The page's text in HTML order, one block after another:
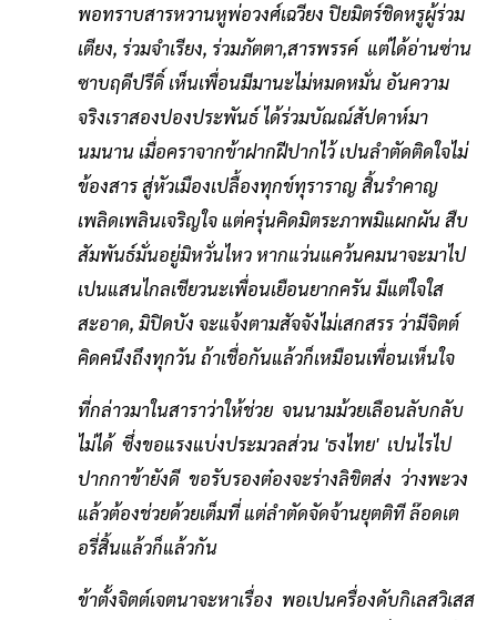
พอทราบสารหวานหูพ่อวงศ์เฉวียง ปิยมิตร์ชิดหรูผู้ร่วม
เตียง, ร่วมจำเรียง, ร่วมภัตตา,สารพรรค์ แต่ได้อ่านซ่าน
ซาบฤดีปรีดิ์ เห็นเพื่อนมีมานะไม่หมดหมั่น อันความ
จริงเราสองปองประพันธ์ ได้ร่วมบัณณ์สัปดาห์มา
นมนาน เมื่อคราจากข้าฝากฝีปากไว้ เปนลำตัดติดใจไม่
ข้องสาร สู่หัวเมืองเปลื้องทุกข์ทุราราญ สิ้นรำคาญ
เพลิดเพลินเจริญใจ แต่ครุ่นคิดมิตระภาพมิแผกผัน สืบ
สัมพันธ์มั่นอยู่มิหวั่นไหว หากแว่นแคว้นคมนาจะมาไป
เปนแสนไกลเชียวนะเพื่อนเยือนยากครัน มีแต่ใจใส
สะอาด, มิปิดบัง จะแจ้งตามสัจจังไม่เสกสรร ว่ามีจิตต์
คิดคนึงถึงทุกวัน ถ้าเชื่อกันแล้วก็เหมือนเพื่อนเห็นใจ
ที่กล่าวมาในสาราว่าให้ช่วย จนนามม้วยเลือนลับกลับ
ไม่ได้ ซึ่งขอแรงแบ่งประมวลส่วน 'ธงไทย' เปนไรไป
ปากกาข้ายังดี ขอรับรองต๋องจะร่างลิขิตส่ง ว่างพะวง
แล้วต้องช่วยด้วยเต็มที่ แต่ลำตัดจัดจ้านยุตติที ล๊อดเต
อรี่สิ้นแล้วก็แล้วกัน
ข้าตั้งจิตต์เจตนาจะหาเรื่อง พอเปนครื่องดับกิเลสวิเสส